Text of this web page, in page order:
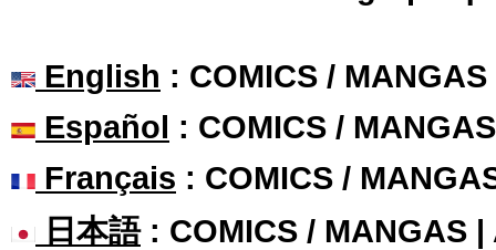
English : COMICS /
Español : COMICS /
Français : COMICS /
日本語: COMICS / MANGAS |